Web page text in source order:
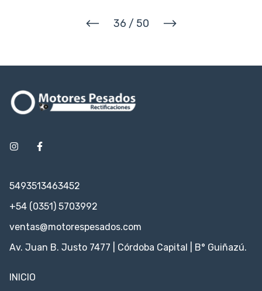
36 / 50
5493513463452
+54 (0351) 5703992
ventas@motorespesados.com
Av. Juan B. Justo 7477 | Córdoba Capital | B° Guiñazú.
INICIO